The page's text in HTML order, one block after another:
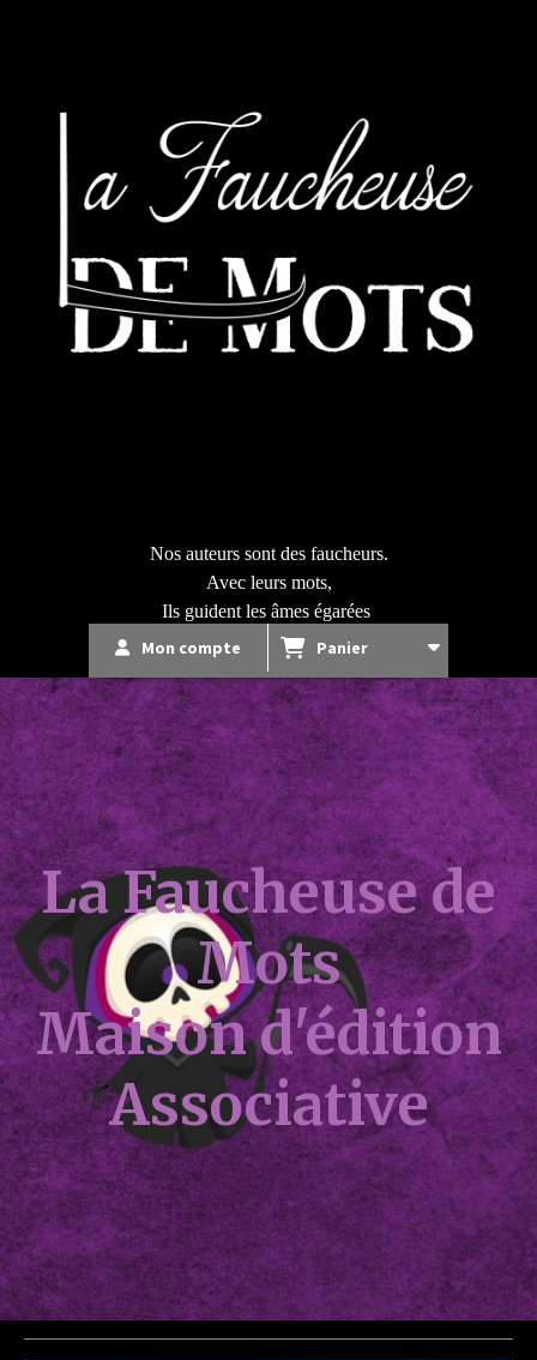
Nos auteurs sont des faucheurs.
Avec leurs mots,
Ils guident les âmes égarées
Mon compte Panier
LaFaucheuse de
Mots
Maison d'édition
Associative